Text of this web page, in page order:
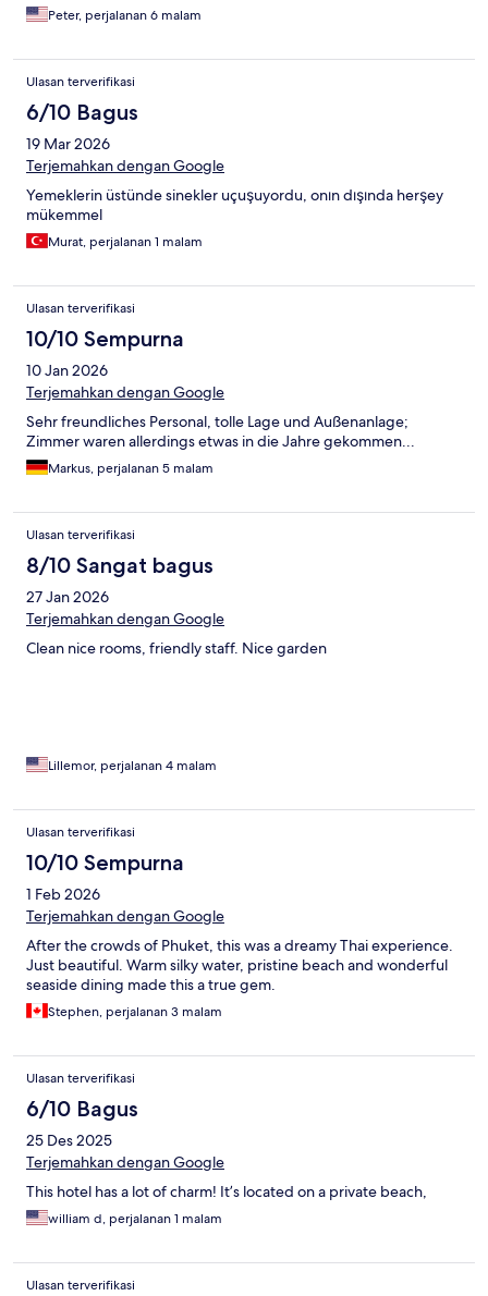
Peter, perjalanan 6 malam
Ulasan terverifikasi
6/10 Bagus
19 Mar 2026
Terjemahkan dengan Google
Yemeklerin üstünde sinekler uçuşuyordu, onın dışında herşey
mükemmel
Murat, perjalanan 1 malam
Ulasan terverifikasi
10/10 Sempurna
10 Jan 2026
Terjemahkan dengan Google
Sehr freundliches Personal, tolle Lage und Außenanlage;
Zimmer waren allerdings etwas in die Jahre gekommen...
Markus, perjalanan 5 malam
Ulasan terverifikasi
8/10 Sangat bagus
27 Jan 2026
Terjemahkan dengan Google
Clean nice rooms, friendly staff. Nice garden
Lillemor, perjalanan 4 malam
Ulasan terverifikasi
10/10 Sempurna
1 Feb 2026
Terjemahkan dengan Google
After the crowds of Phuket, this was a dreamy Thai experience.
Just beautiful. Warm silky water, pristine beach and wonderful
seaside dining made this a true gem.
Stephen, perjalanan 3 malam
Ulasan terverifikasi
6/10 Bagus
25 Des 2025
Terjemahkan dengan Google
This hotel has a lot of charm! It’s located on a private beach,
william d, perjalanan 1 malam
Ulasan terverifikasi